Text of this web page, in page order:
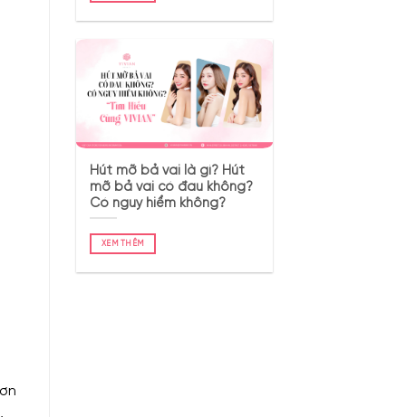
Hút mỡ bả vai là gì? Hút
mỡ bả vai có đau không?
Có nguy hiểm không?
XEM THÊM